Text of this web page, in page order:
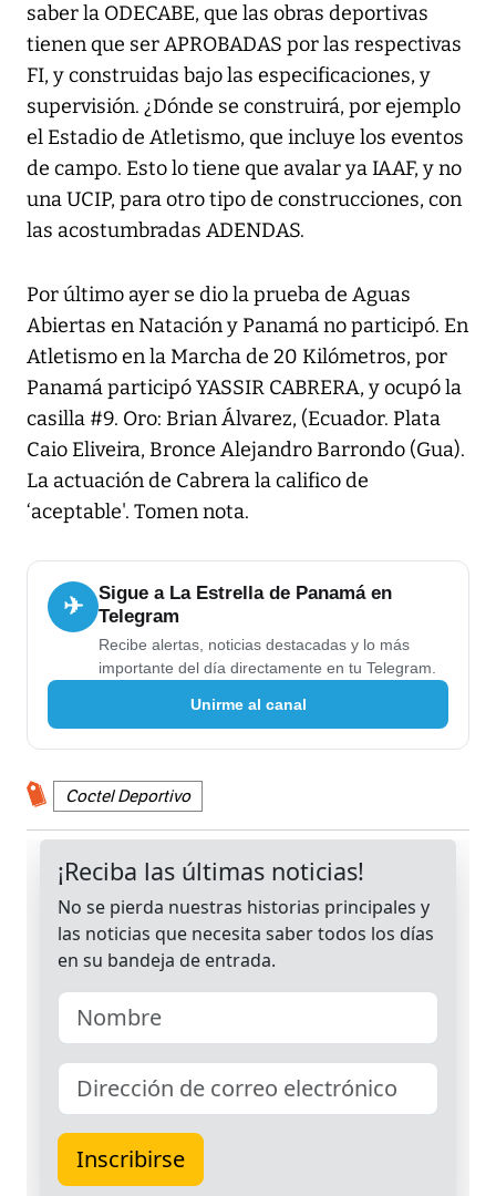
saber la ODECABE, que las obras deportivas
tienen que ser APROBADAS por las respectivas
FI, y construidas bajo las especificaciones, y
supervisión. ¿Dónde se construirá, por ejemplo
el Estadio de Atletismo, que incluye los eventos
de campo. Esto lo tiene que avalar ya IAAF, y no
una UCIP, para otro tipo de construcciones, con
las acostumbradas ADENDAS.
Por último ayer se dio la prueba de Aguas
Abiertas en Natación y Panamá no participó. En
Atletismo en la Marcha de 20 Kilómetros, por
Panamá participó YASSIR CABRERA, y ocupó la
casilla #9. Oro: Brian Álvarez, (Ecuador. Plata
Caio Eliveira, Bronce Alejandro Barrondo (Gua).
La actuación de Cabrera la califico de
‘aceptable'. Tomen nota.
✈
Sigue a La Estrella de Panamá en
Telegram
Recibe alertas, noticias destacadas y lo más
importante del día directamente en tu Telegram.
Unirme al canal
Coctel Deportivo